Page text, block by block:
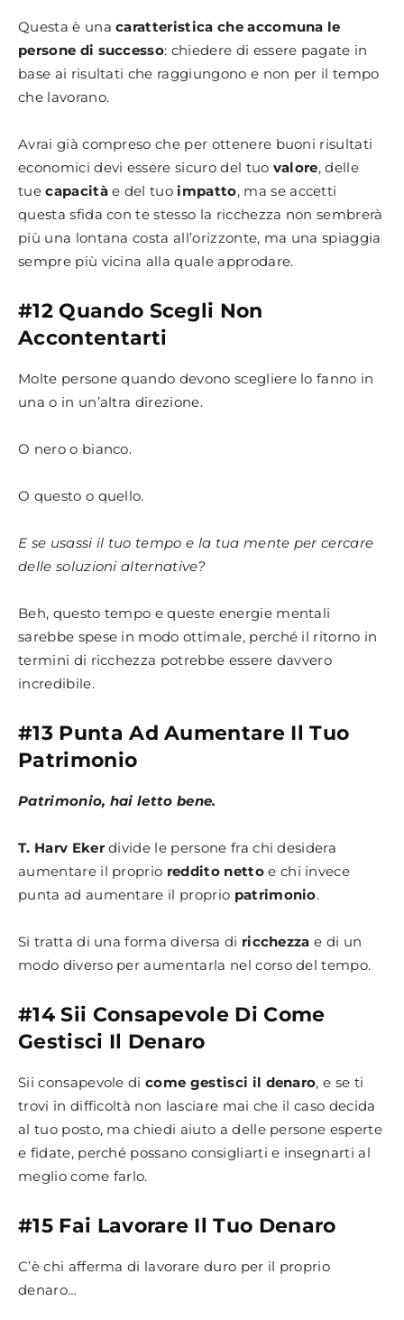
Questa è unacaratteristica che accomuna le
persone di successo: chiedere di essere pagate in
base ai risultati che raggiungono e non per il tempo
che lavorano.
Avrai già compreso che per ottenere buoni risultati
economici devi essere sicuro del tuo valore, delle
tuecapacitàe del tuoimpatto, ma se accetti
questa sfida con te stesso la ricchezza non sembrerà
più una lontana costa all’orizzonte, ma una spiaggia
sempre più vicina alla quale approdare.
#12 Quando Scegli Non
Accontentarti
Molte persone quando devono scegliere lo fanno in
una o in un’altra direzione.
O nero o bianco.
O questo o quello.
E se usassi il tuo tempo e la tua mente per cercare
delle soluzioni alternative?
Beh, questo tempo e queste energie mentali
sarebbe spese in modo ottimale, perché il ritorno in
termini di ricchezza potrebbe essere davvero
incredibile.
#13 Punta Ad Aumentare Il Tuo
Patrimonio
Patrimonio, hai letto bene.
T. Harv Ekerdivide le persone fra chi desidera
aumentare il proprio reddito nettoe chi invece
punta ad aumentare il proprio patrimonio.
Si tratta di una forma diversa di ricchezza e di un
modo diverso per aumentarla nel corso del tempo.
#14 Sii Consapevole Di Come
Gestisci Il Denaro
Sii consapevole dicome gestisci il denaro, e se ti
trovi in difficoltà non lasciare mai che il caso decida
al tuo posto, ma chiedi aiuto a delle persone esperte
e fidate, perché possano consigliarti e insegnarti al
meglio come farlo.
#15 Fai Lavorare Il Tuo Denaro
C’è chi afferma di lavorare duro per il proprio
denaro…